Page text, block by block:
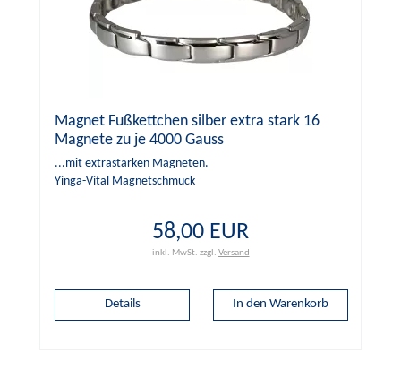
Magnet Fußkettchen silber extra stark 16
Magnete zu je 4000 Gauss
...mit extrastarken Magneten.
Yinga-Vital Magnetschmuck
58,00 EUR
inkl. MwSt. zzgl. Versand
Details